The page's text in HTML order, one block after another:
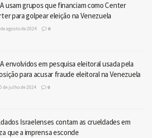
usam grupos que financiam como Center
para golpear eleição na Venezuela
de agosto de 2024 0
envolvidos em pesquisa eleitoral usada pela
para acusar fraude eleitoral na Venezuela
de julho de 2024 0
Israelenses contam as crueldades em
que a imprensa esconde